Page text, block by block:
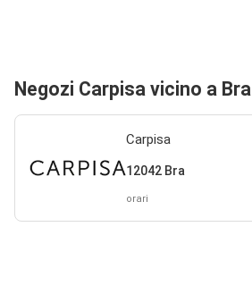
Negozi Carpisa vicino a Bra
Carpisa
12042 Bra
orari